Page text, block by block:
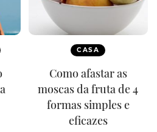
CASA
Como afastar as
moscas da fruta de 4
formas simples e
eficazes